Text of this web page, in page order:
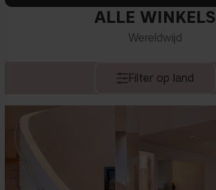
ALLE WINKELS
Wereldwijd
Filter op land